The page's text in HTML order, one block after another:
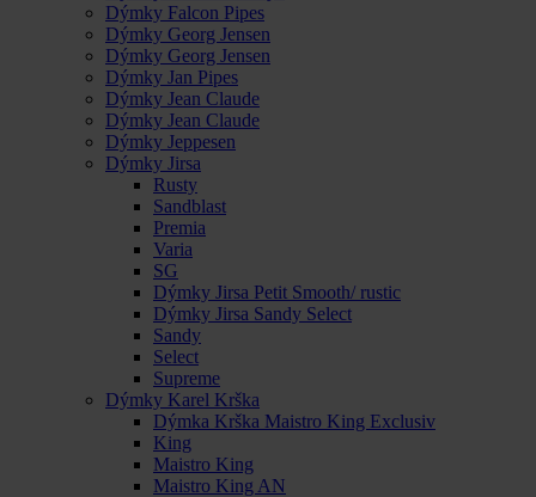
Dýmky Falcon Pipes
Dýmky Georg Jensen
Dýmky Georg Jensen
Dýmky Jan Pipes
Dýmky Jean Claude
Dýmky Jean Claude
Dýmky Jeppesen
Dýmky Jirsa
Rusty
Sandblast
Premia
Varia
SG
Dýmky Jirsa Petit Smooth/ rustic
Dýmky Jirsa Sandy Select
Sandy
Select
Supreme
Dýmky Karel Krška
Dýmka Krška Maistro King Exclusiv
King
Maistro King
Maistro King AN